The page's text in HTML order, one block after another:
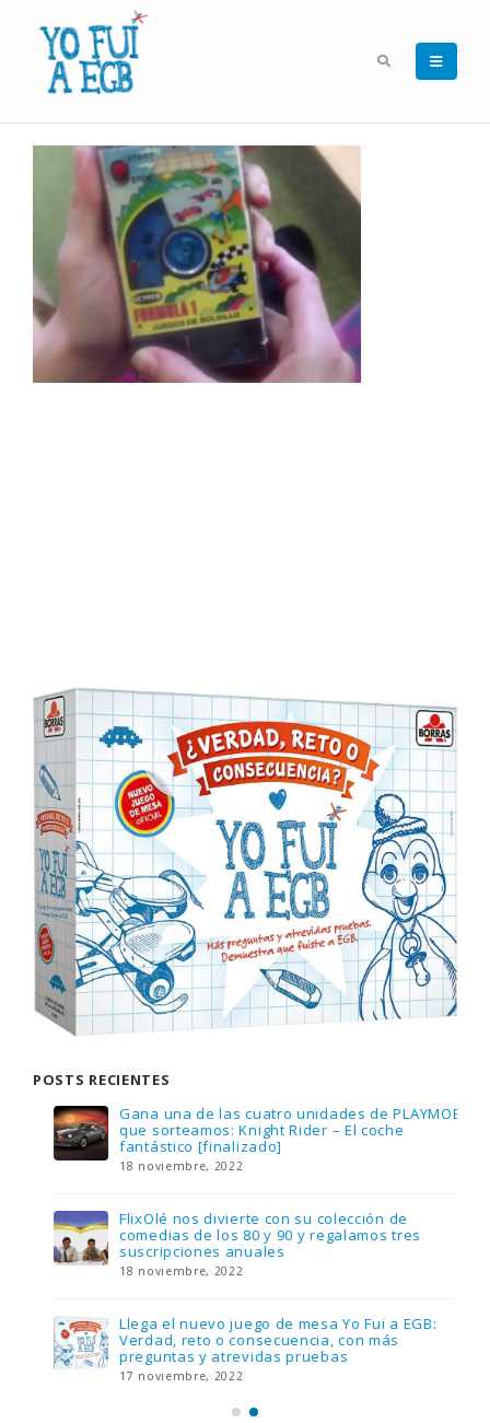
POSTS RECIENTES
Gana una de las cuatro unidades de PLAYMOBIL
que sorteamos: Knight Rider – El coche
fantástico [finalizado]
18 noviembre, 2022
FlixOlé nos divierte con su colección de
comedias de los 80 y 90 y regalamos tres
suscripciones anuales
18 noviembre, 2022
Llega el nuevo juego de mesa Yo Fui a EGB:
Verdad, reto o consecuencia, con más
preguntas y atrevidas pruebas
17 noviembre, 2022